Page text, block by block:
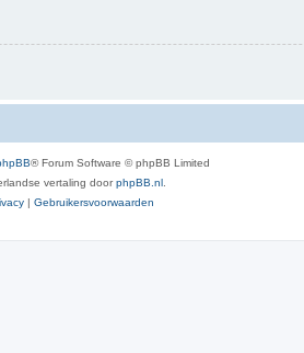
® Forum Software © phpBB Limited
vertaling doorphpBB.nl
| Gebruikersvoorwaarden